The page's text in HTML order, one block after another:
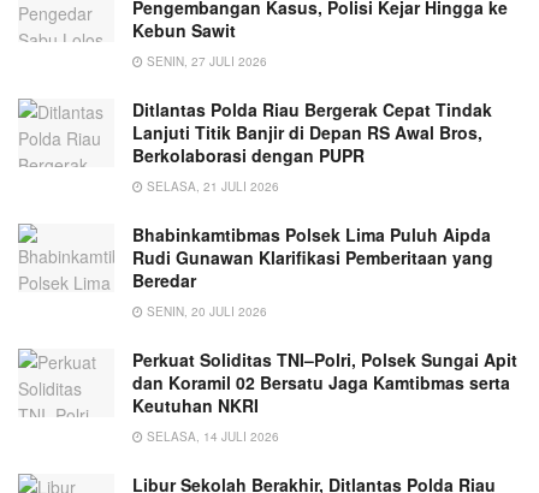
Pengembangan Kasus, Polisi Kejar Hingga ke
Kebun Sawit
SENIN, 27 JULI 2026
Ditlantas Polda Riau Bergerak Cepat Tindak
Lanjuti Titik Banjir di Depan RS Awal Bros,
Berkolaborasi dengan PUPR
SELASA, 21 JULI 2026
Bhabinkamtibmas Polsek Lima Puluh Aipda
Rudi Gunawan Klarifikasi Pemberitaan yang
Beredar
SENIN, 20 JULI 2026
Perkuat Soliditas TNI–Polri, Polsek Sungai Apit
dan Koramil 02 Bersatu Jaga Kamtibmas serta
Keutuhan NKRI
SELASA, 14 JULI 2026
Libur Sekolah Berakhir, Ditlantas Polda Riau